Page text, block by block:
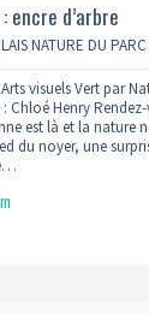
encre d’arbre
NATURE DU
visuels Vert par
Chloé Henry Rendez-
est là et la nature
du noyer, une